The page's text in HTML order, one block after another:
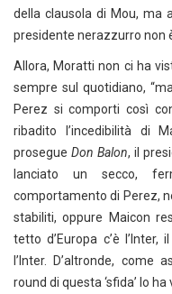
della clausola di Mou, ma
presidente nerazzurro non
Allora, Moratti non ci ha
sempre sul quotidiano,
Perez si comporti così
ribadito l’incedibilità di
prosegue Don Balon, il
lanciato un secco,
comportamento di Perez,
stabiliti, oppure Maicon
tetto d’Europa c’è
l’Inter. D’altronde, come
round di questa ‘sfida’ lo